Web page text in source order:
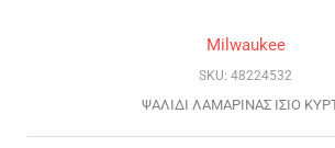
Milwaukee
SKU: 48224532
ΨΑΛΙΔΙ ΛΑΜΑΡΙΝΑΣ ΙΣΙΟ